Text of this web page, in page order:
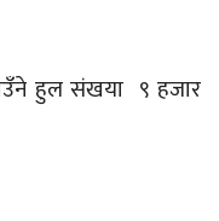
हुल संखया ९ हजार